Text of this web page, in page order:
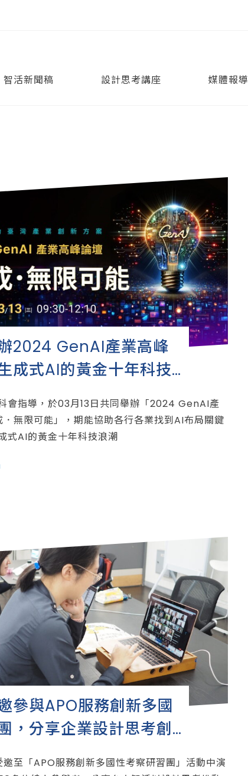
智活新聞稿 設計思考講座 媒體報導
2024 GenAI產業高峰
成式AI的黃金十年科技
會指導，於03月13日共同舉辦「2024 GenAI產
無限可能」，期能協助各行各業找到AI布局關鍵
式AI的黃金十年科技浪潮
參與APO服務創新多國
，分享企業設計思考創
邀至「APO服務創新多國性考察研習團」活動中演